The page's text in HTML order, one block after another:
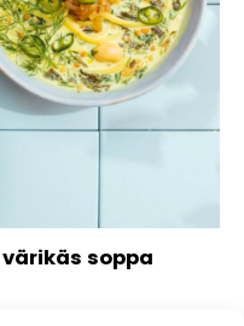
soppa